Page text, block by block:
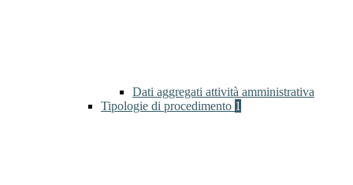
Dati aggregati attività amministrativa
Tipologie di procedimento 1